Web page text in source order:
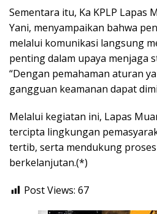
Sementara itu, Ka KPLP Lapas
Yani, menyampaikan bahwa
melalui komunikasi langsung
penting dalam upaya menjaga
“Dengan pemahaman aturan
gangguan keamanan dapat
Melalui kegiatan ini, Lapas
tercipta lingkungan
tertib, serta mendukung
berkelanjutan.(*)
Post Views: 67